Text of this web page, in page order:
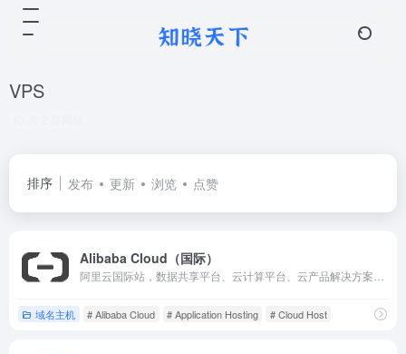
VPS
排序 发布 更新 浏览 点赞
Alibaba Cloud（国际）
域名主机 # Alibaba Cloud # Application Hosting # Cloud Host